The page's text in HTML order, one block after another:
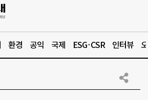
환경 공익 국제 ESG·CSR 인터뷰